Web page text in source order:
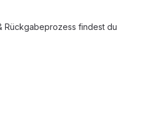
Rückgabeprozess findest du